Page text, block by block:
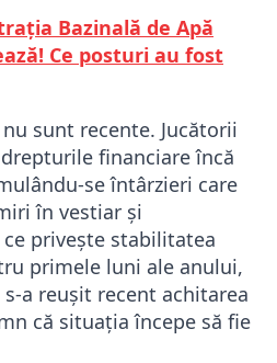
Bazinală de Apă
Ce posturi au fost
sunt recente. Jucătorii
financiare încă
se întârzieri care
în vestiar și
privește stabilitatea
primele luni ale anului,
a reușit recent achitarea
că situația începe să fie